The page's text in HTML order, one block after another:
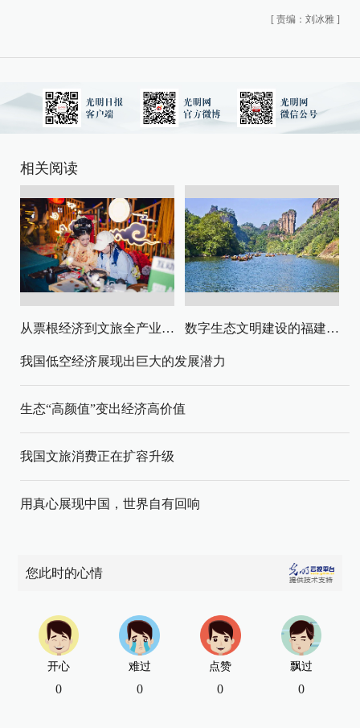
[ 责编：刘冰雅 ]
相关阅读
从票根经济到文旅全产业链升级 数字生态文明建设的福建路径与启示
我国低空经济展现出巨大的发展潜力
生态“高颜值”变出经济高价值
我国文旅消费正在扩容升级
用真心展现中国，世界自有回响
您此时的心情
开心
0
难过
0
点赞
0
飘过
0